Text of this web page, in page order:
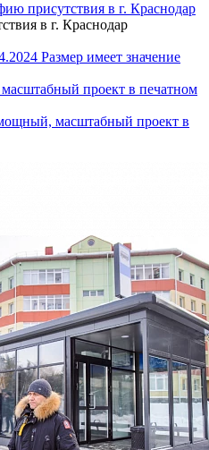
присутствия в г. Краснодар
в г. Краснодар
Размер имеет значение
масштабный проект в